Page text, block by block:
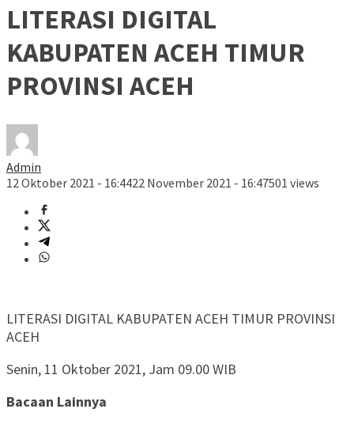
LITERASI DIGITAL
KABUPATEN ACEH TIMUR
PROVINSI ACEH
Admin
12 Oktober 2021 - 16:4422 November 2021 - 16:47501 views
LITERASI DIGITAL KABUPATEN ACEH TIMUR PROVINSI
ACEH
Senin, 11 Oktober 2021, Jam 09.00 WIB
Bacaan Lainnya